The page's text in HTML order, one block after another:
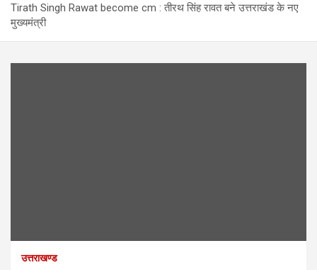
Tirath Singh Rawat become cm : तीरथ सिंह रावत बने उत्तराखंड के नए
मुख्यमंत्री
उत्तराखण्ड